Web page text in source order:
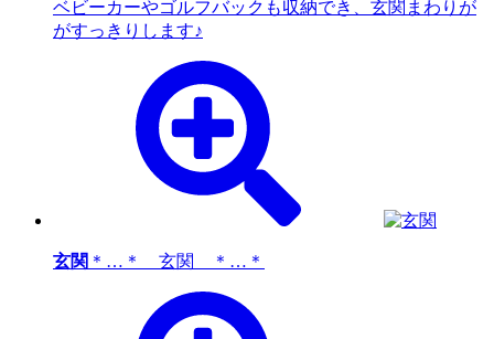
ベビーカーやゴルフバックも収納でき、玄関まわりが
がすっきりします♪
玄関 ＊…＊ 玄関 ＊…＊